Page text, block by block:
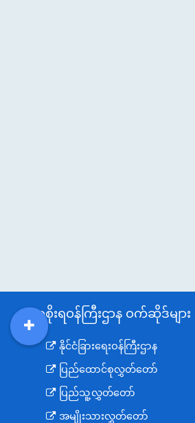
အစိုးရဝန်ကြီးဌာန ဝက်ဆိုဒ်များ
နိုင်ငံခြားရေးဝန်ကြီးဌာန
ပြည်ထောင်စုလွှတ်တော်
ပြည်သူ့လွှတ်တော်
အမျိုးသားလွှတ်တော်
DDM